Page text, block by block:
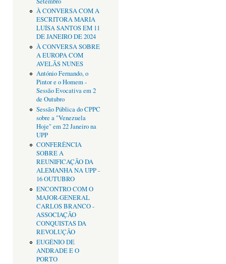
À CONVERSA COM A
ESCRITORA MARIA
LUÍSA SANTOS EM 11
DE JANEIRO DE 2024
À CONVERSA SOBRE
A EUROPA COM
AVELÃS NUNES
António Fernando, o
Pintor e o Homem -
Sessão Evocativa em 2
de Outubro
Sessão Pública do CPPC
sobre a "Venezuela
Hoje" em 22 Janeiro na
UPP
CONFERÊNCIA
SOBRE A
REUNIFICAÇÃO DA
ALEMANHA NA UPP -
16 OUTUBRO
ENCONTRO COM O
MAJOR-GENERAL
CARLOS BRANCO -
ASSOCIAÇÃO
CONQUISTAS DA
REVOLUÇÃO
EUGÉNIO DE
ANDRADE E O
PORTO